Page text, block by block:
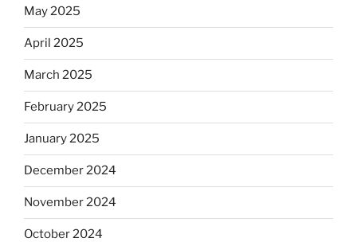
May 2025
April 2025
March 2025
February 2025
January 2025
December 2024
November 2024
October 2024